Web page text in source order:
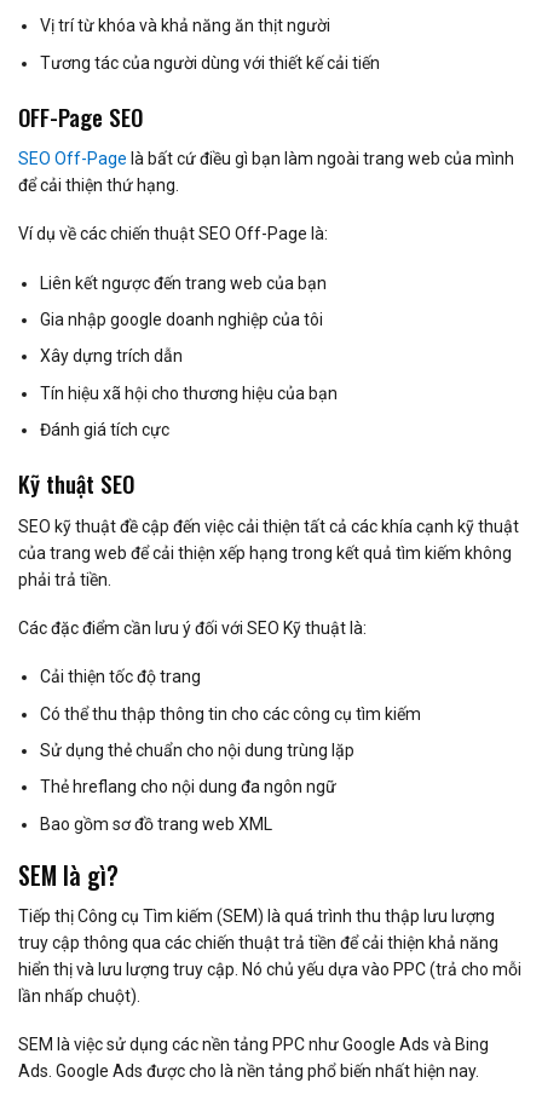
Vị trí từ khóa và khả năng ăn thịt người
Tương tác của người dùng với thiết kế cải tiến
OFF-Page SEO
SEO Off-Page là bất cứ điều gì bạn làm ngoài trang web của mình
để cải thiện thứ hạng.
Ví dụ về các chiến thuật SEO Off-Page là:
Liên kết ngược đến trang web của bạn
Gia nhập google doanh nghiệp của tôi
Xây dựng trích dẫn
Tín hiệu xã hội cho thương hiệu của bạn
Đánh giá tích cực
Kỹ thuật SEO
SEO kỹ thuật đề cập đến việc cải thiện tất cả các khía cạnh kỹ thuật
của trang web để cải thiện xếp hạng trong kết quả tìm kiếm không
phải trả tiền.
Các đặc điểm cần lưu ý đối với SEO Kỹ thuật là:
Cải thiện tốc độ trang
Có thể thu thập thông tin cho các công cụ tìm kiếm
Sử dụng thẻ chuẩn cho nội dung trùng lặp
Thẻ hreflang cho nội dung đa ngôn ngữ
Bao gồm sơ đồ trang web XML
SEM là gì?
Tiếp thị Công cụ Tìm kiếm (SEM) là quá trình thu thập lưu lượng
truy cập thông qua các chiến thuật trả tiền để cải thiện khả năng
hiển thị và lưu lượng truy cập. Nó chủ yếu dựa vào PPC (trả cho mỗi
lần nhấp chuột).
SEM là việc sử dụng các nền tảng PPC như Google Ads và Bing
Ads. Google Ads được cho là nền tảng phổ biến nhất hiện nay.